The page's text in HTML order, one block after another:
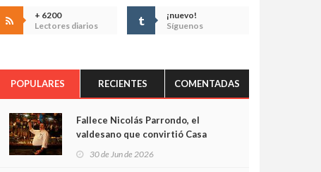
+ 6200
Lectores diarios
¡nuevo!
Síguenos
POPULARES RECIENTES COMENTADAS
Fallece Nicolás Parrondo, el
valdesano que convirtió Casa
30 de Jun de 2026